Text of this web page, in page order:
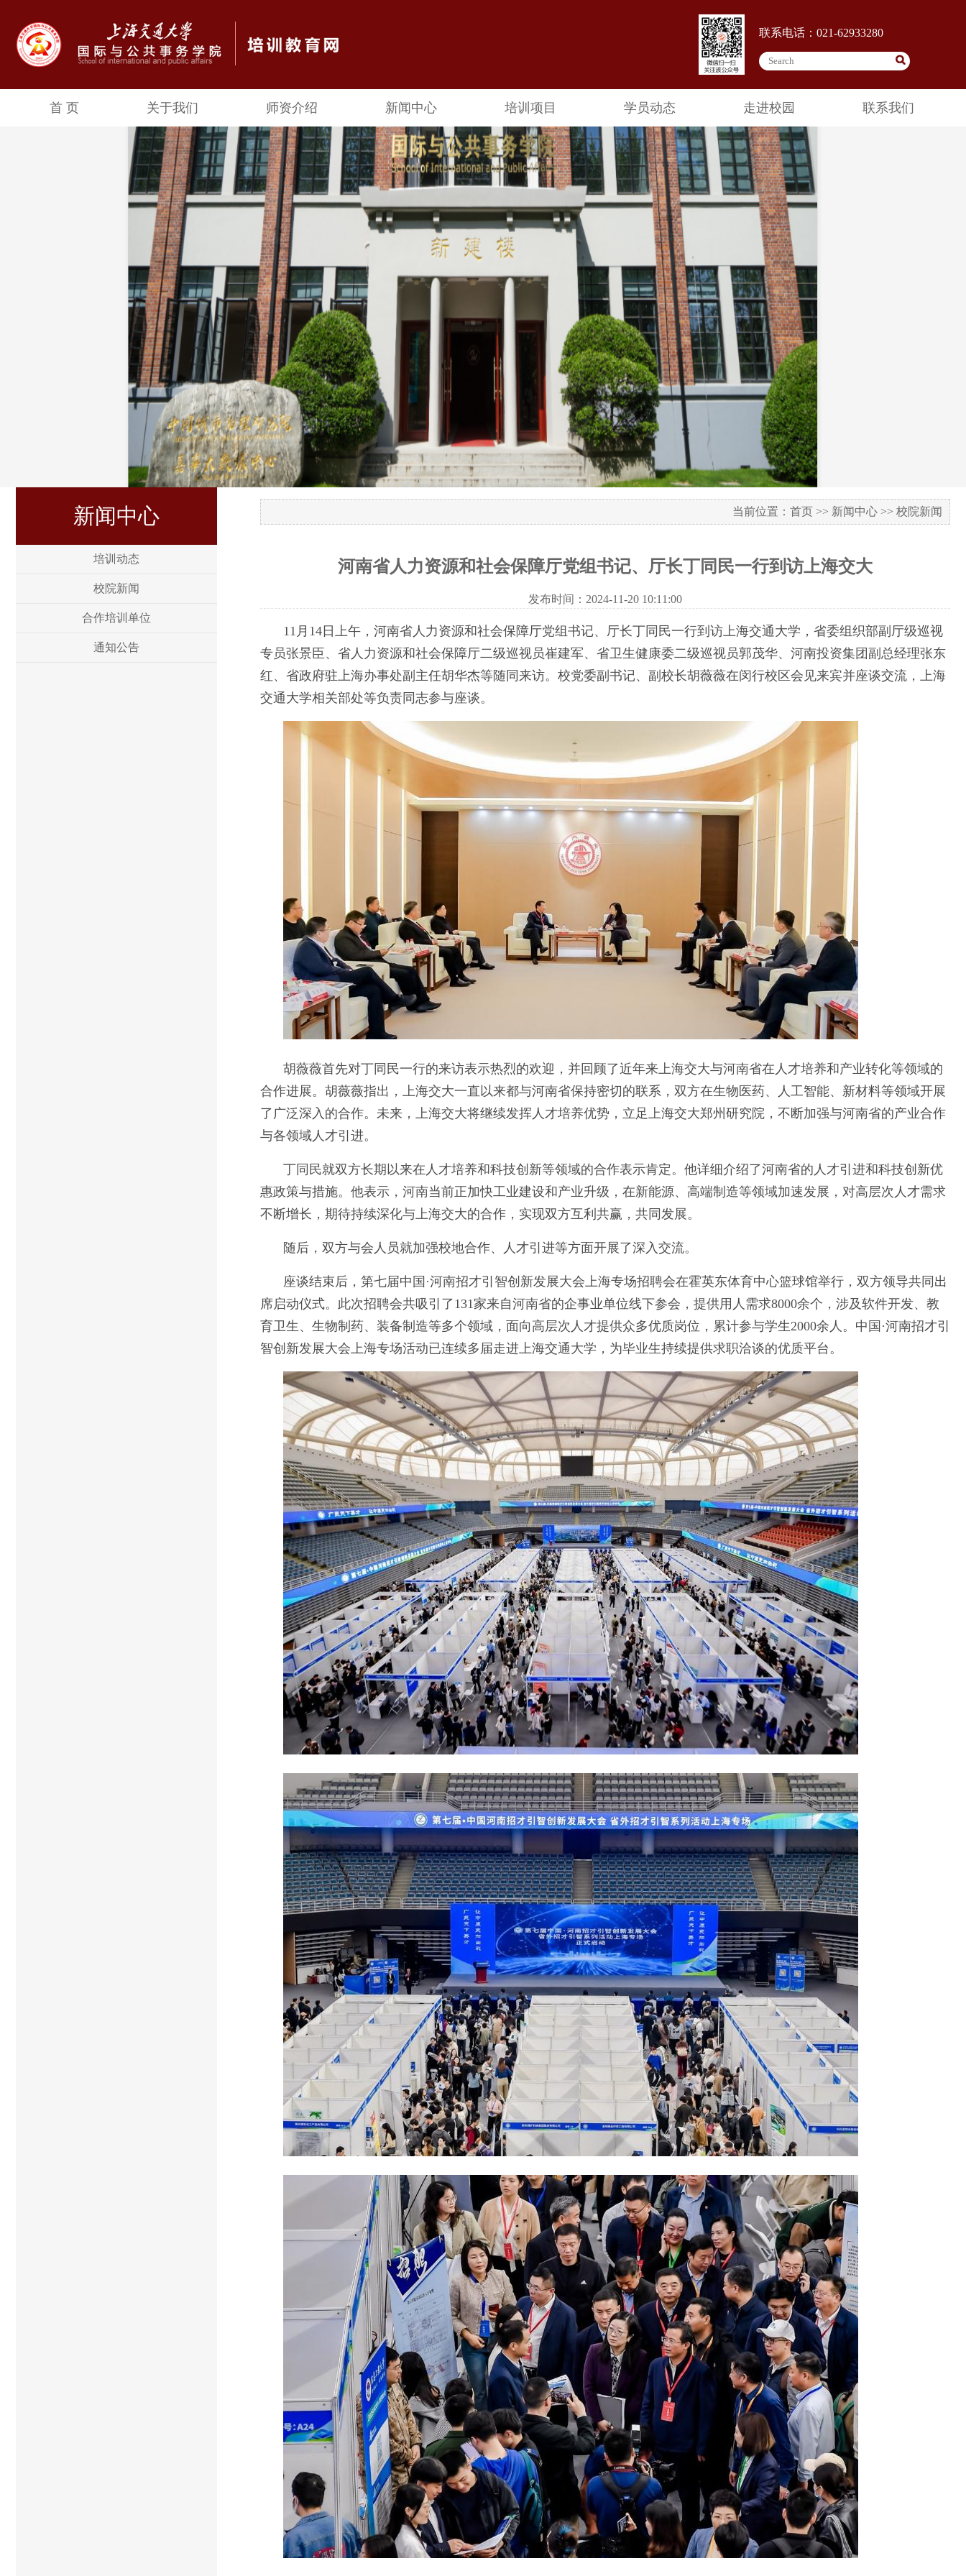
联系电话：021-62933280
首 页 关于我们 师资介绍 新闻中心 培训项目 学员动态 走进校园 联系我们
新闻中心
培训动态
校院新闻
合作培训单位
通知公告
当前位置： 首页 >> 新闻中心 >> 校院新闻
河南省人力资源和社会保障厅党组书记、厅长丁同民一行到访上海交大
发布时间：2024-11-20 10:11:00
11月14日上午，河南省人力资源和社会保障厅党组书记、厅长丁同民一行到访上海交通大学，省委组织部副厅级巡视
专员张景臣、省人力资源和社会保障厅二级巡视员崔建军、省卫生健康委二级巡视员郭茂华、河南投资集团副总经理张东
红、省政府驻上海办事处副主任胡华杰等随同来访。校党委副书记、副校长胡薇薇在闵行校区会见来宾并座谈交流，上海
交通大学相关部处等负责同志参与座谈。
胡薇薇首先对丁同民一行的来访表示热烈的欢迎，并回顾了近年来上海交大与河南省在人才培养和产业转化等领域的
合作进展。胡薇薇指出，上海交大一直以来都与河南省保持密切的联系，双方在生物医药、人工智能、新材料等领域开展
了广泛深入的合作。未来，上海交大将继续发挥人才培养优势，立足上海交大郑州研究院，不断加强与河南省的产业合作
与各领域人才引进。
丁同民就双方长期以来在人才培养和科技创新等领域的合作表示肯定。他详细介绍了河南省的人才引进和科技创新优
惠政策与措施。他表示，河南当前正加快工业建设和产业升级，在新能源、高端制造等领域加速发展，对高层次人才需求
不断增长，期待持续深化与上海交大的合作，实现双方互利共赢，共同发展。
随后，双方与会人员就加强校地合作、人才引进等方面开展了深入交流。
座谈结束后，第七届中国·河南招才引智创新发展大会上海专场招聘会在霍英东体育中心篮球馆举行，双方领导共同出
席启动仪式。此次招聘会共吸引了131家来自河南省的企事业单位线下参会，提供用人需求8000余个，涉及软件开发、教
育卫生、生物制药、装备制造等多个领域，面向高层次人才提供众多优质岗位，累计参与学生2000余人。中国·河南招才引
智创新发展大会上海专场活动已连续多届走进上海交通大学，为毕业生持续提供求职洽谈的优质平台。